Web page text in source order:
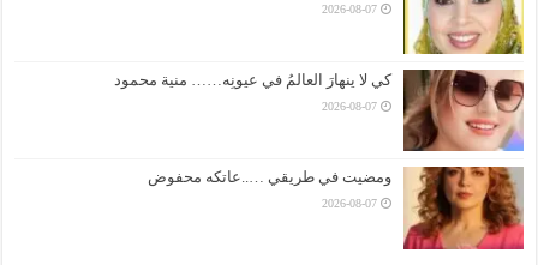
2026-08-07
كي لا ينهارَ العالمُ في عيونِه…… منية محمود
2026-08-07
ومضيت في طريقي …..عاتكه محفوض
2026-08-07